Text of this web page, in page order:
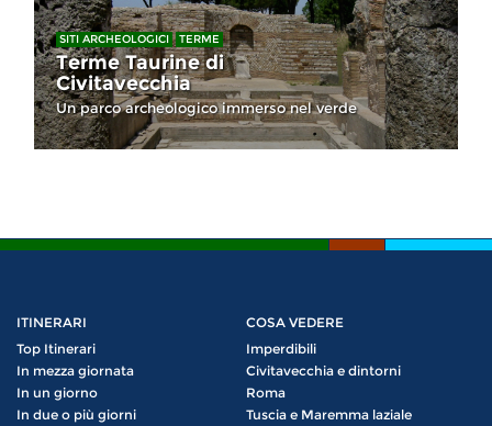
SITI ARCHEOLOGICI TERME
Terme Taurine di
Civitavecchia
Un parco archeologico immerso nel verde
ITINERARI
Top Itinerari
In mezza giornata
In un giorno
In due o più giorni
COSA VEDERE
Imperdibili
Civitavecchia e dintorni
Roma
Tuscia e Maremma laziale